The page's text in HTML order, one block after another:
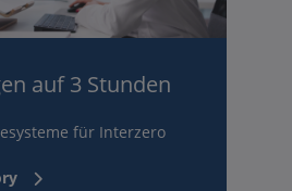
auf 3 Stunden
für Interzero